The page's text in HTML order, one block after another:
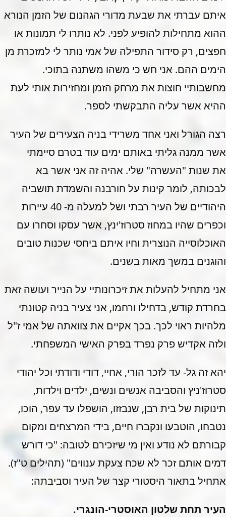
איתם עברתי את שבעת מדורי הגהנום של הזמן הנורא
ההוא מתחילות להופיע לפני. לא נותרו לי תמונות או
חפצים, רק סידור התפילה של אמי נותר לי למזכרת מן
הימים ההם. אני חש כי משהו משתנה בתוכי.
מחשבותיי חוצות את מרחק הזמן ומחזירות אותי לעת
ההיא אשר עליה התבקשתי לספר.
רצה הגורל ואני אחד משרידי בניה הצעירים של העיר
אשר ממנה גליתי באותם ימים עוד בטרם סיימתי
את שנות "העשרה" שלי. אהיה זה אני אשר בא
לבכותה, לומר קינות על חורבנה והשמדת תושביה
היהודיים של העיר רבתי ושל למעלה מ- 40 עיירות
וכפרים שהיו במחוז סטרוז'ינץ, אשר עסקו וסחרו עם
האוכלוסייה הנוצרית וחיו איתם ביחסי שכנות טובים
והוגנים במשך מאות בשנים.
אני מתחיל להעלות את זיכרונותיי על הנייר ועושה זאת
בחרדת קודש, בדחילו ורחמו, אני צעיר בניה קטונתי
מלהיות ראוי לכך. בכך אקיים את צוואתה של אמי ז"ל
ולזה אקדיש פרק נפרד בפרק האישי המשפחתי.
יהא זה גל- עד לזכר הורי, אחיי, דודי ודודתי וכל יהודי
סטרוז'ניץ והסביבה אנשים ונשים, ילדים וילדות,
תינוקות של בית רבן, שנבזזו, הושפלו עד עפר, הוכו,
נטבחו, הוטבעו ונקברו חיים, בידי המרצחים ומקום
קבורתם לא נודע ואין מי שיזכירם לטובה: "כי דורש
דמים אותם זכר לא שכח צעקת ענווים" (תהילים ט"ז).
אתחיל בתאור היסטורי קצר של העיר וסביבתה:
העיר תחת שלטון האוסטרי-הונגרי.